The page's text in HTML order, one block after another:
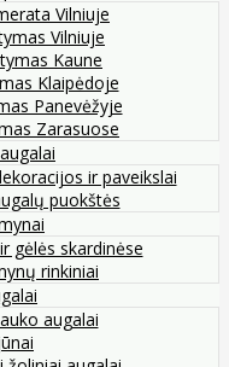
Vilniuje
Vilniuje
Kaune
Klaipėdoje
Panevėžyje
Zarasuose
ir paveikslai
puokštės
gėlės skardinėse
rinkiniai
augalai